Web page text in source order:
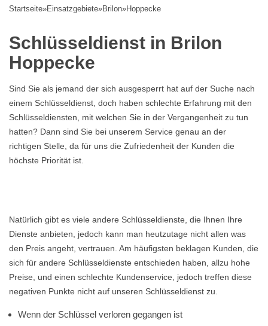
Startseite»Einsatzgebiete»Brilon»Hoppecke
Schlüsseldienst in Brilon
Hoppecke
Sind Sie als jemand der sich ausgesperrt hat auf der Suche nach
einem Schlüsseldienst, doch haben schlechte Erfahrung mit den
Schlüsseldiensten, mit welchen Sie in der Vergangenheit zu tun
hatten? Dann sind Sie bei unserem Service genau an der
richtigen Stelle, da für uns die Zufriedenheit der Kunden die
höchste Priorität ist.
Natürlich gibt es viele andere Schlüsseldienste, die Ihnen Ihre
Dienste anbieten, jedoch kann man heutzutage nicht allen was
den Preis angeht, vertrauen. Am häufigsten beklagen Kunden, die
sich für andere Schlüsseldienste entschieden haben, allzu hohe
Preise, und einen schlechte Kundenservice, jedoch treffen diese
negativen Punkte nicht auf unseren Schlüsseldienst zu.
Wenn der Schlüssel verloren gegangen ist